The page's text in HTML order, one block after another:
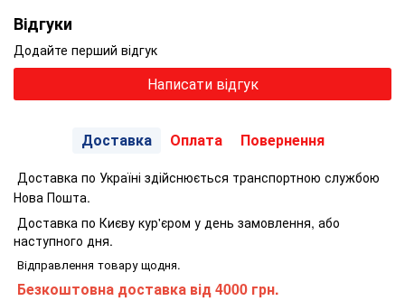
Відгуки
Додайте перший відгук
Написати відгук
Доставка Оплата Повернення
Доставка по Україні здійснюється транспортною службою
Нова Пошта.
Доставка по Києву кур'єром у день замовлення, або
наступного дня.
Відправлення товару щодня.
Безкоштовна доставка від 4000 грн.